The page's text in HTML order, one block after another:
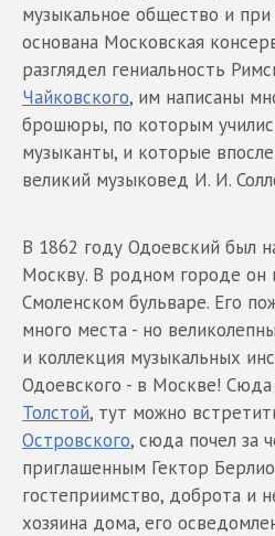
музыкальное общество и при
основана Московская
разглядел гениальность
Чайковского, им написаны
брошюры, по которым
музыканты, и которые
великий музыковед И. И.
В 1862 году Одоевский был
Москву. В родном городе он
Смоленском бульваре. Его
много места - но
и коллекция музыкальных
Одоевского - в Москве! Сюда
Толстой, тут можно
Островского, сюда почел за
приглашенным Гектор
гостеприимство, доброта и
хозяина дома, его